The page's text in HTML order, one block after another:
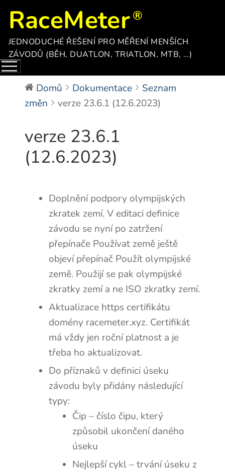
obsah
RaceMeter
JEDNODUCHÉ ŘEŠENÍ PRO MĚŘENÍ MENŠÍCH
ZÁVODŮ (BĚH, DUATLON, TRIATLON, MTB, …)
Domů Dokumentace
Seznam
změn
verze 23.6.1 (12.6.2023)
verze 23.6.1
(12.6.2023)
Doplnění podpory olympijských
zkratek zemí. V editaci definice
závodu se nyní po zatržení
přepínače Používat země ještě
objeví přepínač Použít olympijské
země. Použijí se pak olympijské
zkratky zemí a ne ISO zkratky zemí.
Aktualizace https certifikátu
domény racemeter.xyz. Certifikát
má vždy jen roční platnost a je
třeba ho aktualizovat.
Do příznaků v definici úseku
závodu byly přidány následující
typy:
Čip – číslo čipu, který
způsobil ukončení daného
úseku
Nejlepší cykl – trvání úseku z